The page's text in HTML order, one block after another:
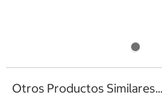
Otros Productos Similares...